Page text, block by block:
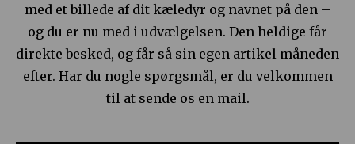
med et billede af dit kæledyr og navnet på den –
og du er nu med i udvælgelsen. Den heldige får
direkte besked, og får så sin egen artikel måneden
efter. Har du nogle spørgsmål, er du velkommen
til at sende os en mail.